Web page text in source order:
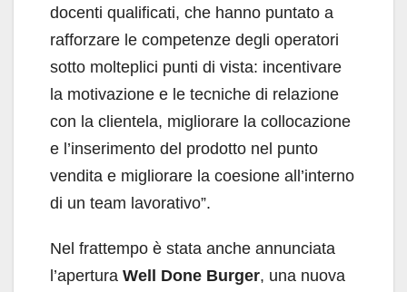
docenti qualificati, che hanno puntato a
rafforzare le competenze degli operatori
sotto molteplici punti di vista: incentivare
la motivazione e le tecniche di relazione
con la clientela, migliorare la collocazione
e l’inserimento del prodotto nel punto
vendita e migliorare la coesione all’interno
di un team lavorativo”.
Nel frattempo è stata anche annunciata
l’apertura Well Done Burger, una nuova